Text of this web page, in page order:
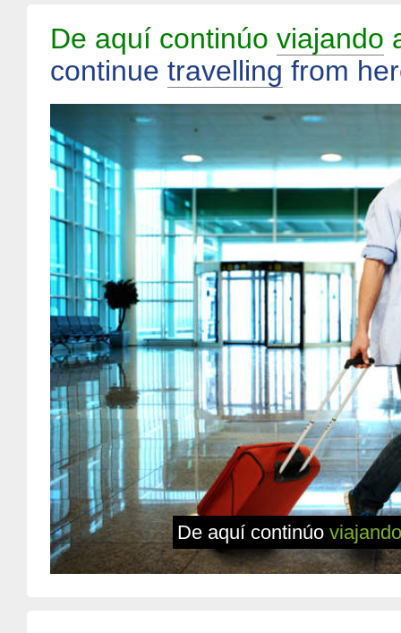
De aquí continúo viajando
continue travelling from
De aquí continúo viajando